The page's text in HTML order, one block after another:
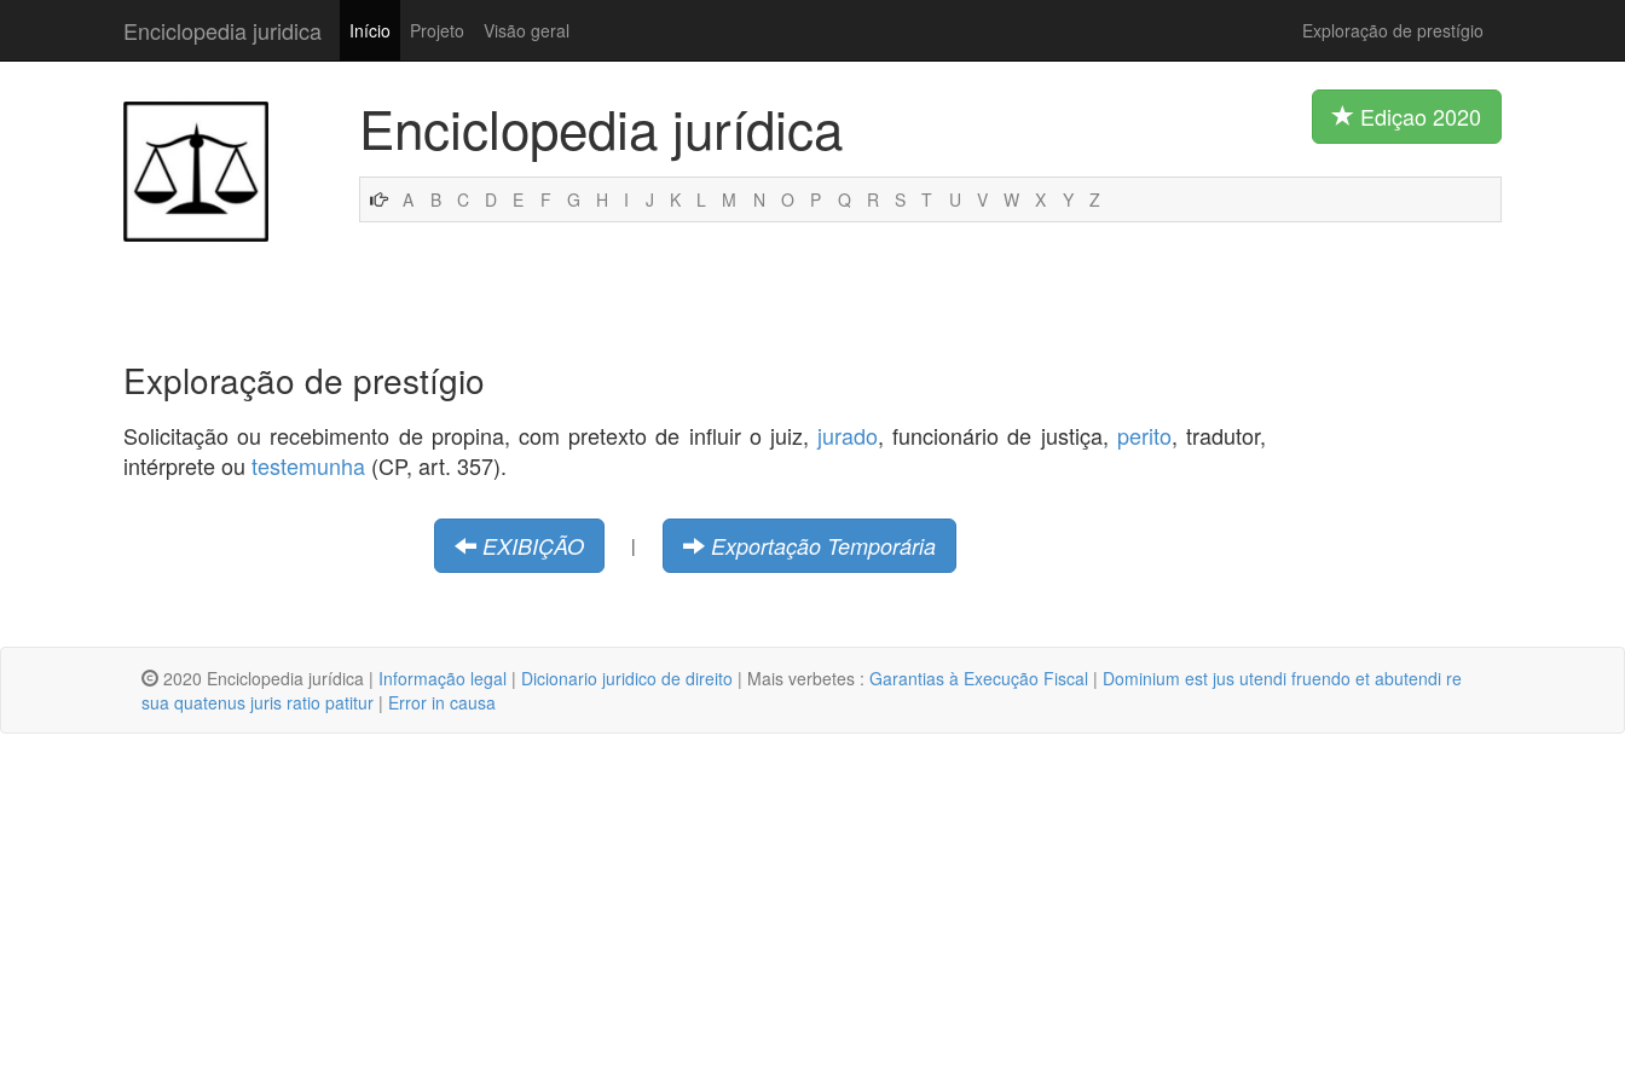
Enciclopedia juridica Início Projeto Visão geral Exploração de prestígio
Enciclopedia jurídica Ediçao 2020
A B C D E F G H I J K L M N O P Q R S T U V W X Y Z
Exploração de prestígio
Solicitação ou recebimento de propina, com pretexto de influir o juiz, jurado, funcionário de justiça, perito, tradutor,
intérprete ou testemunha (CP, art. 357).
EXIBIÇÃO | Exportação Temporária
2020 Enciclopedia jurídica | Informação legal | Dicionario juridico de direito | Mais verbetes : Garantias à Execução Fiscal | Dominium est jus utendi fruendo et abutendi re
sua quatenus juris ratio patitur | Error in causa